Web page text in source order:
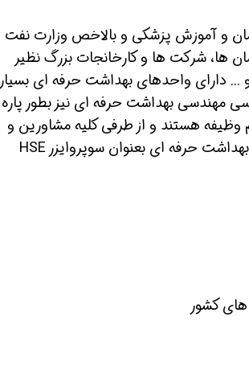
و آموزش پزشکی و بالاخص وزارت نفت
ها، شرکت ها و کارخانجات بزرگ نظیر
دارای واحدهای بهداشت حرفه ای بسیار
از دانشجویان کارشناسی مهندسی بهداشت حرفه ای نیز بطور پاره
هستند و از طرفی کلیه مشاورین و
پیمانکاران طرح ها و پروژه‌های عمرانی کشور نیز دارای یک متخصص بهداشت حرفه ای بعنوان سوپروایزر HSE